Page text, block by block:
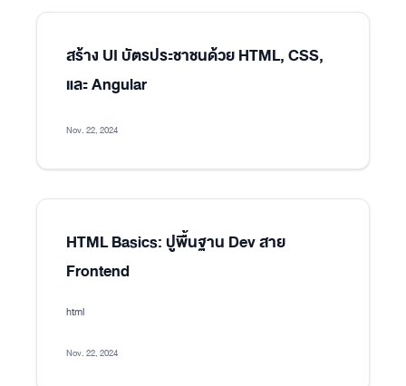
สร้าง UI บัตรประชาชนด้วย HTML, CSS,
และ Angular
Nov. 22, 2024
HTML Basics: ปูพื้นฐาน Dev สาย
Frontend
html
Nov. 22, 2024